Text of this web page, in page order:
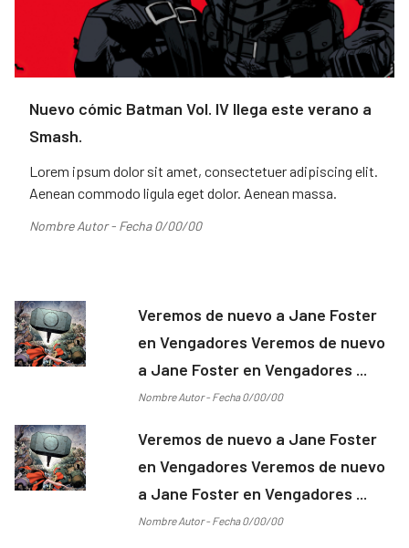
Nuevo cómic Batman Vol. IV llega este verano a
Smash.
Lorem ipsum dolor sit amet, consectetuer adipiscing elit.
Aenean commodo ligula eget dolor. Aenean massa.
Nombre Autor - Fecha 0/00/00
Veremos de nuevo a Jane Foster
en Vengadores Veremos de nuevo
a Jane Foster en Vengadores ...
Nombre Autor - Fecha 0/00/00
Veremos de nuevo a Jane Foster
en Vengadores Veremos de nuevo
a Jane Foster en Vengadores ...
Nombre Autor - Fecha 0/00/00